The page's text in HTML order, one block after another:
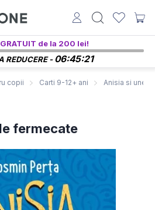
de la 200 lei!
REDUCERE -06:45:20
copii Carti 9-12+ ani Anisia si
fermecate